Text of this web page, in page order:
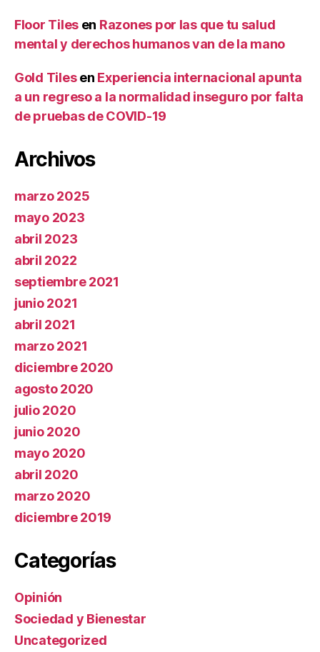
Floor Tiles en Razones por las que tu salud
mental y derechos humanos van de la mano
Gold Tilesen Experiencia internacional apunta
a un regreso a la normalidad inseguro por falta
de pruebas de COVID-19
Archivos
marzo 2025
mayo 2023
abril 2023
abril 2022
septiembre 2021
junio 2021
abril 2021
marzo 2021
diciembre 2020
agosto 2020
julio 2020
junio 2020
mayo 2020
abril 2020
marzo 2020
diciembre 2019
Categorías
Opinión
Sociedad y Bienestar
Uncategorized